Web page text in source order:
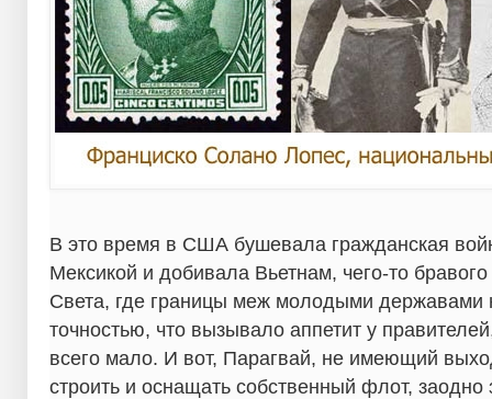
В это время в США бушевала гражданская
Мексикой и добивала Вьетнам, чего-то
Света, где границы меж молодыми державами
точностью, что вызывало аппетит у
всего мало. И вот, Парагвай, не имеющий
строить и оснащать собственный флот, заодно